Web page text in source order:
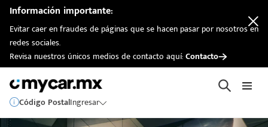
Información importante:
Evitar caer en fraudes de páginas que se hacen pasar por nosotros en
redes sociales.
Revisa nuestros únicos medios de contacto aquí:Contacto
Código PostalIngresar